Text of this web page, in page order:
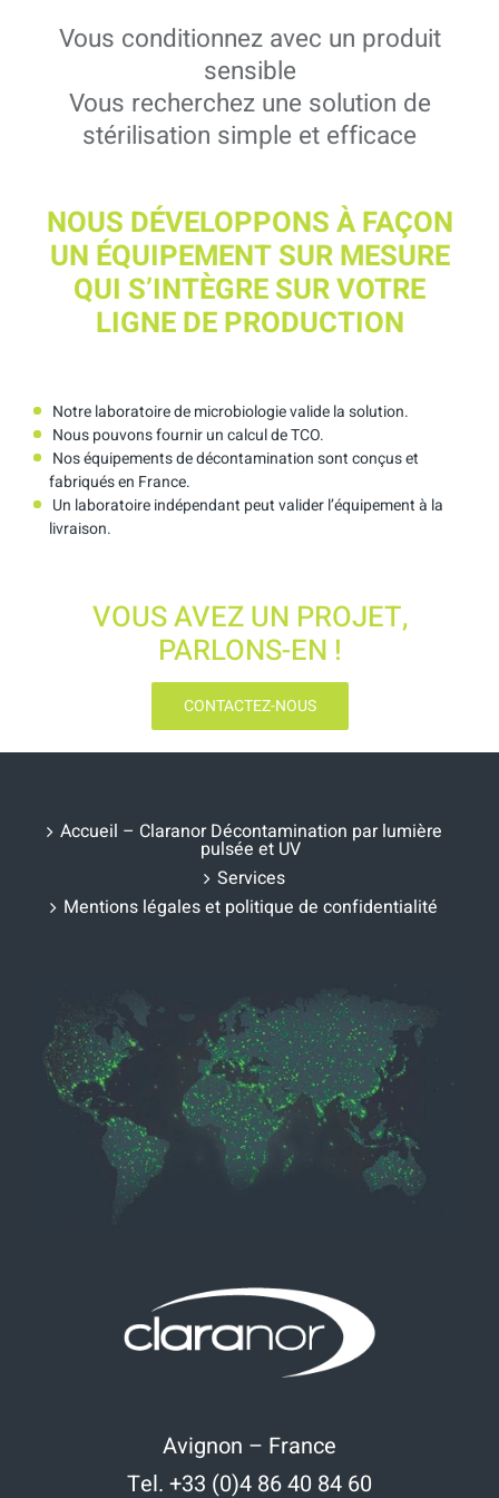
Vous conditionnez avec un produit
sensible
Vous recherchez une solution de
stérilisation simple et efficace
NOUS DÉVELOPPONS À FAÇON
UN ÉQUIPEMENT SUR MESURE
QUI S’INTÈGRE SUR VOTRE
LIGNE DE PRODUCTION
Notre laboratoire de microbiologie valide la solution.
Nous pouvons fournir un calcul de TCO.
Nos équipements de décontamination sont conçus et
fabriqués en France.
Un laboratoire indépendant peut valider l’équipement à la
livraison.
VOUS AVEZ UN PROJET,
PARLONS-EN !
CONTACTEZ-NOUS
Accueil – Claranor Décontamination par lumière
pulsée et UV
Services
Mentions légales et politique de confidentialité
Avignon – France
Tel. +33 (0)4 86 40 84 60